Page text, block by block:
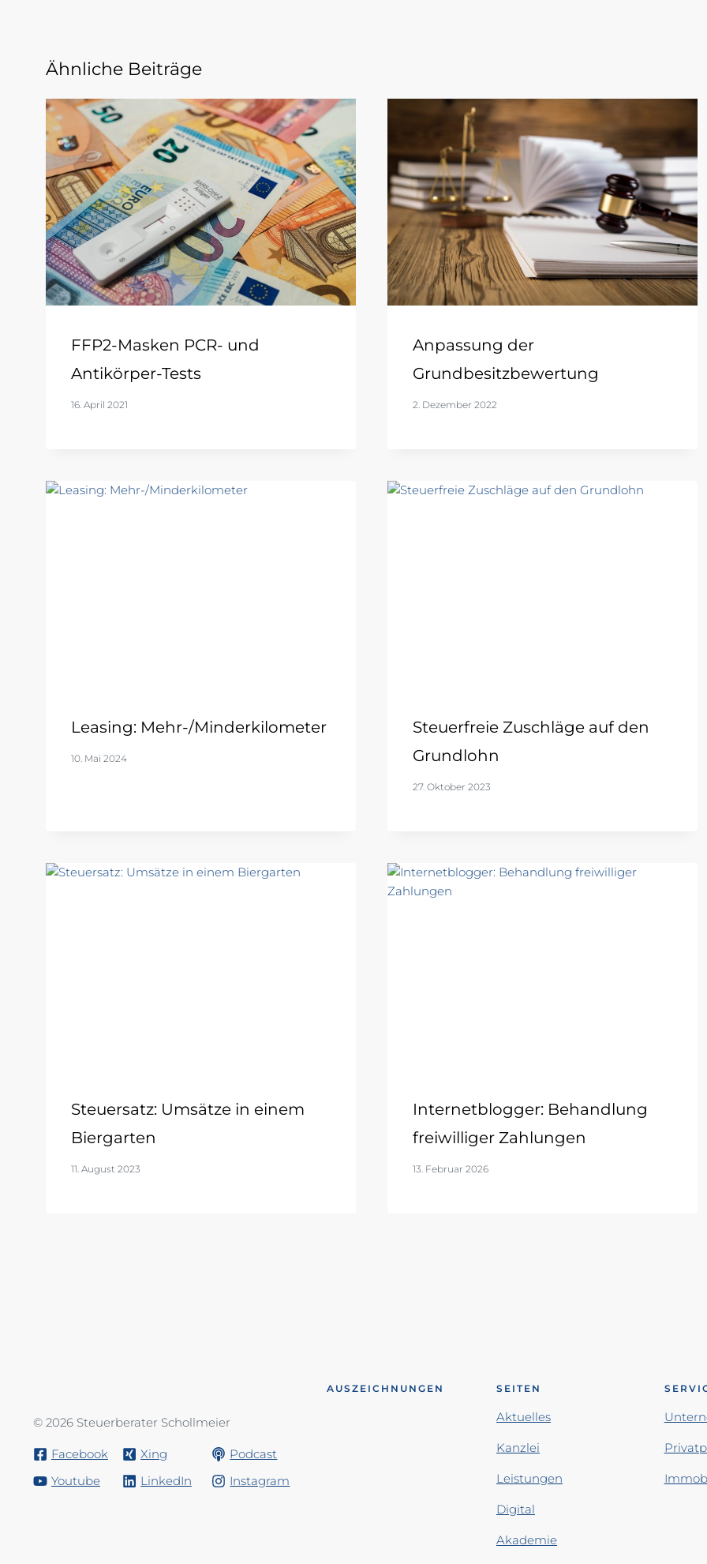
Ähnliche Beiträge
FFP2-Masken PCR- und
Antikörper-Tests
16. April 2021
Anpassung der
Grundbesitzbewertung
2. Dezember 2022
Leasing: Mehr-/Minderkilometer
10. Mai 2024
Steuerfreie Zuschläge auf den
Grundlohn
27. Oktober 2023
Steuersatz: Umsätze in einem
Biergarten
11. August 2023
Internetblogger: Behandlung
freiwilliger Zahlungen
13. Februar 2026
© 2026 Steuerberater Schollmeier
Facebook Xing
Podcast
Youtube
LinkedIn Instagram
AUSZEICHNUNGEN SEITEN
Aktuelles
Kanzlei
Leistungen
Digital
Akademie